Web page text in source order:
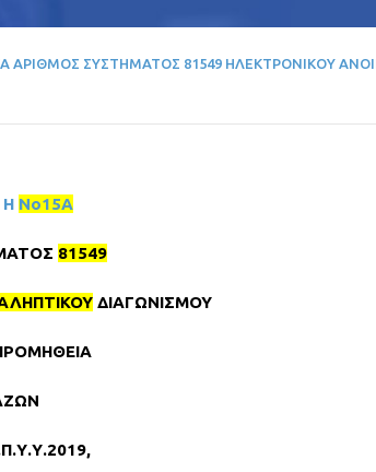
ΑΡΙΘΜΟΣ ΣΥΣΤΗΜΑΤΟΣ 81549 ΗΛΕΚΤΡΟΝΙΚΟΥ
Η Νο15Α
81549
ΔΙΑΓΩΝΙΣΜΟΥ